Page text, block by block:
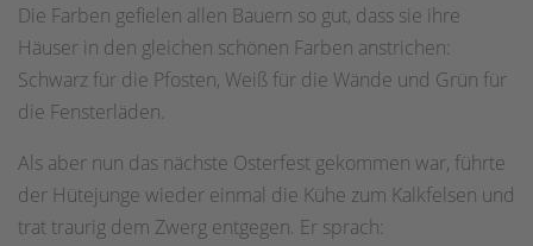
Die Farben gefielen allen Bauern so gut, dass sie ihre
Häuser in den gleichen schönen Farben anstrichen:
Schwarz für die Pfosten, Weiß für die Wände und Grün für
die Fensterläden.
Als aber nun das nächste Osterfest gekommen war, führte
der Hütejunge wieder einmal die Kühe zum Kalkfelsen und
trat traurig dem Zwerg entgegen. Er sprach: